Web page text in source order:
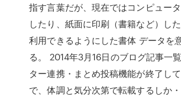
指す言葉だが、現在ではコンピュー
したり、紙面に印刷（書籍など）し
利用できるようにした書体 データを
る。 2014年3月16日のブログ記事一
ター連携・まとめ投稿機能が終了し
で、体調と気分次第で転載するしか